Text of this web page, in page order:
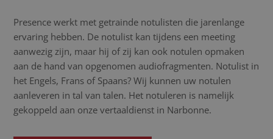
Presence werkt met getrainde notulisten die jarenlange
ervaring hebben. De notulist kan tijdens een meeting
aanwezig zijn, maar hij of zij kan ook notulen opmaken
aan de hand van opgenomen audiofragmenten. Notulist in
het Engels, Frans of Spaans? Wij kunnen uw notulen
aanleveren in tal van talen. Het notuleren is namelijk
gekoppeld aan onze vertaaldienst in Narbonne.